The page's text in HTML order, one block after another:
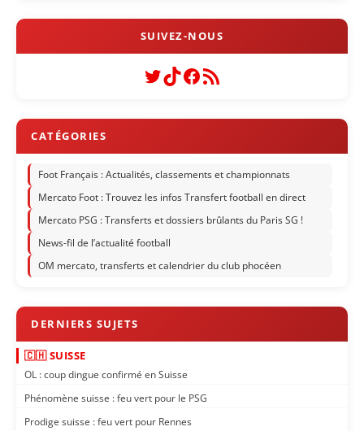
Twitter
TikTok
Facebook
Flux RSS
Foot Français : Actualités, classements et championnats
Mercato Foot : Trouvez les infos Transfert football en direct
Mercato PSG : Transferts et dossiers brûlants du Paris SG !
News-fil de l’actualité football
OM mercato, transferts et calendrier du club phocéen
🇨🇭 SUISSE
OL : coup dingue confirmé en Suisse
Phénomène suisse : feu vert pour le PSG
Prodige suisse : feu vert pour Rennes